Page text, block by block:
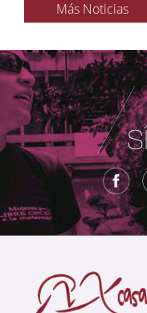
Más Noticias